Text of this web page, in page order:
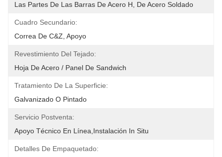
Las Partes De Las Barras De Acero H, De Acero Soldado
Cuadro Secundario:
Correa De C&Z, Apoyo
Revestimiento Del Tejado:
Hoja De Acero / Panel De Sandwich
Tratamiento De La Superficie:
Galvanizado O Pintado
Servicio Postventa:
Apoyo Técnico En Línea,instalación In Situ
Detalles De Empaquetado: